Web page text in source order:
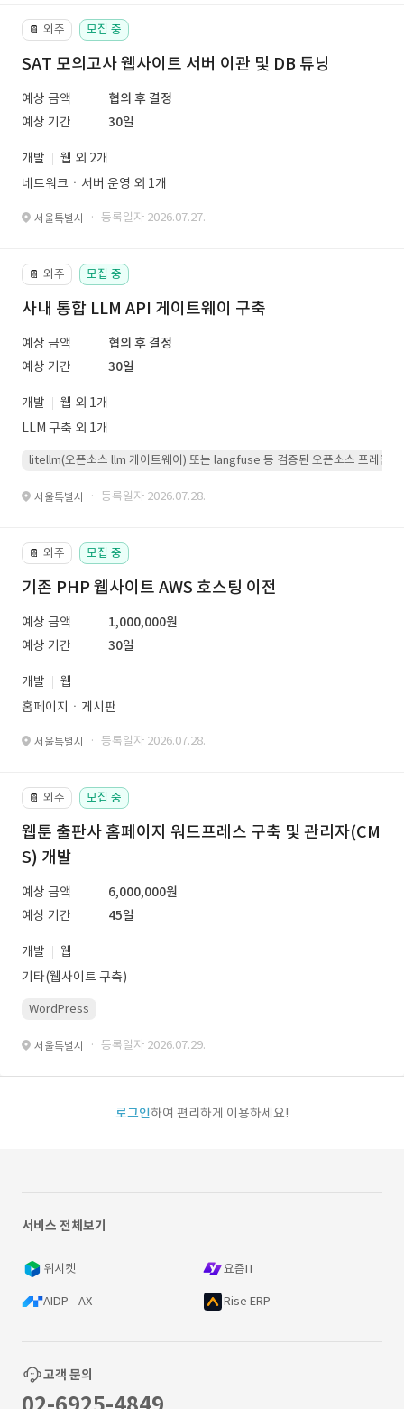
📔 외주 모집 중
SAT 모의고사 웹사이트 서버 이관 및 DB 튜닝
예상 금액
협의 후 결정
예상 기간
30일
개발
웹 외 2개
네트워크ㆍ서버 운영 외 1개
서울특별시 · 등록일자 2026.07.27.
📔 외주 모집 중
사내 통합 LLM API 게이트웨이 구축
예상 금액
협의 후 결정
예상 기간
30일
개발
웹 외 1개
LLM 구축 외 1개
litellm(오픈소스 llm 게이트웨이) 또는 langfuse 등 검증된 오픈소스 프레임워
서울특별시 · 등록일자 2026.07.28.
📔 외주 모집 중
기존 PHP 웹사이트 AWS 호스팅 이전
예상 금액
1,000,000원
예상 기간
30일
개발
웹
홈페이지ㆍ게시판
서울특별시 · 등록일자 2026.07.28.
📔 외주 모집 중
웹툰 출판사 홈페이지 워드프레스 구축 및 관리자(CM
S) 개발
예상 금액
6,000,000원
예상 기간
45일
개발
웹
기타(웹사이트 구축)
WordPress
서울특별시 · 등록일자 2026.07.29.
로그인하여 편리하게 이용하세요!
서비스 전체보기
위시켓 요즘IT
AIDP - AX Rise ERP
고객 문의